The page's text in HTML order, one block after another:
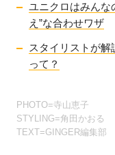
ユニクロはみんな
え”な合わせワザ
スタイリストが
って？
PHOTO=寺山恵子
STYLING=角田かおる
TEXT=GINGER編集部